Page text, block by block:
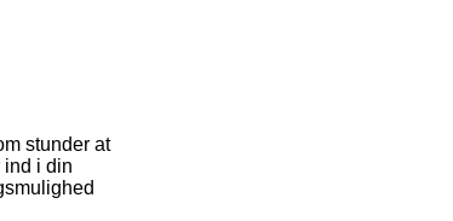
stunder at
ind i din